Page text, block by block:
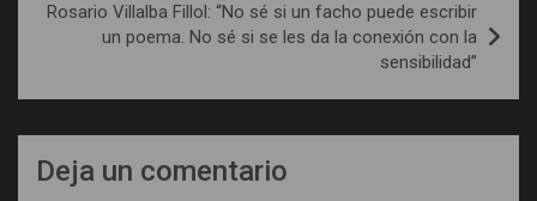
Rosario Villalba Fillol: “No sé si un facho puede escribir
un poema. No sé si se les da la conexión con la
sensibilidad”
Deja un comentario